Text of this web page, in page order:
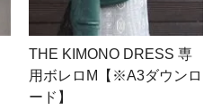
THE KIMONO DRESS 専
用ボレロM【※A3ダウンロ
ード】